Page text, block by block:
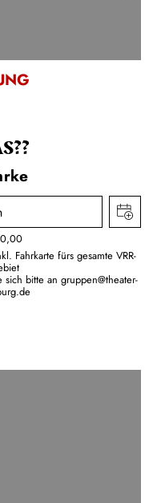
Fahrkarte fürs gesamte VRR-
sich bitte an gruppen@theater-